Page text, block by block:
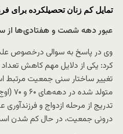
تمایل کم زنان تحصیلکرده برای
عبور دهه شصت و هفتادی‌ها از
وی در پاسخ به سوالی درخصوص
کرد: یکی از دلایل مهم کاهش
تغییر ساختار سنی جمعیت مرتبط
تدریج از مرحله ازدواج و
درونی جمعیت، در حال کم شدن